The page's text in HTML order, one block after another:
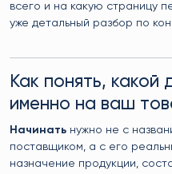
всего и на какую страницу
уже детальный разбор по
Как понять, какой
именно на ваш
Начинать нужно не с
поставщиком, а с его
назначение продукции,